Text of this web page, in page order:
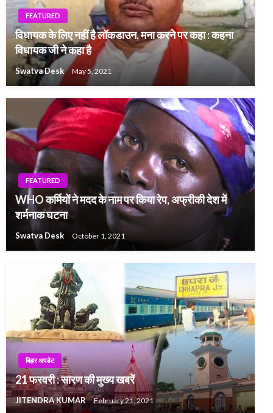
FEATURED
विधायक के लिए नहीं है लॉकडाउन, मना करने पर कहा : कहना
विधायक जी ने कहा है
Swatva Desk May 5, 2021
FEATURED
WHO कर्मियों ने मदद के नाम पर किया रेप, अ​फ्रीकी देश में
शर्मनाक घटना
Swatva Desk October 1, 2021
बिहार अपडेट
21 फरवरी : सारण की मुख्य खबरें
JITENDRA KUMAR February 21, 2021